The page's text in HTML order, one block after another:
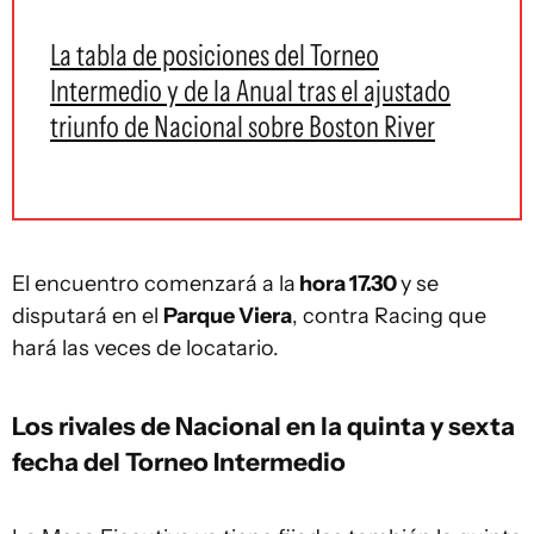
La tabla de posiciones del Torneo
Intermedio y de la Anual tras el ajustado
triunfo de Nacional sobre Boston River
El encuentro comenzará a la hora 17.30y se
disputará en el Parque Viera, contra Racing que
hará las veces de locatario.
Los rivales de Nacional en la quinta y sexta
fecha del Torneo Intermedio